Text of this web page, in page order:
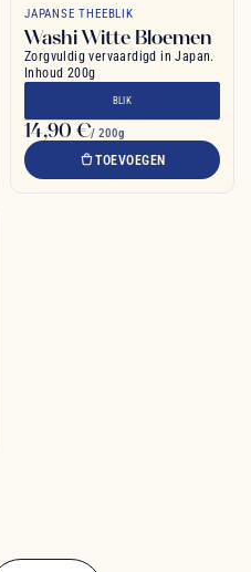
JAPANSE THEEBLIK
Washi Witte Bloemen
Zorgvuldig vervaardigd in Japan.
Inhoud 200g
BLIK
14,90 €/ 200g
TOEVOEGEN